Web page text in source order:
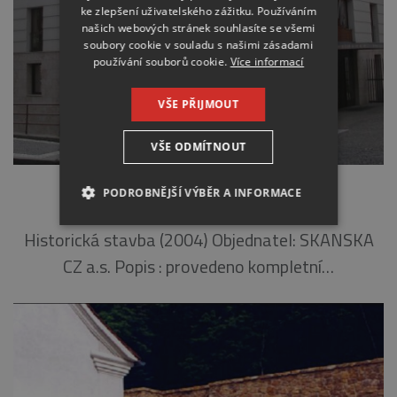
AMERICKÁ PARK RESIDENCE, PRAHA
Historická stavba (2004) Objednatel: SKANSKA
CZ a.s. Popis : provedeno kompletní…
ke zlepšení uživatelského zážitku. Používáním
našich webových stránek souhlasíte se všemi
soubory cookie v souladu s našimi zásadami
používání souborů cookie. Více informací
VŠE PŘIJMOUT
VŠE ODMÍTNOUT
PODROBNĚJŠÍ VÝBĚR A INFORMACE
NEZBYTNÉ ANALYTICKÉ
MARKETINGOVÉ
Nezbytné
Nezbytně nutné soubory cookie umožňují